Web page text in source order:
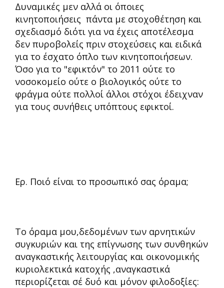
Δυναμικές μεν αλλά οι όποιες
κινητοποιήσεις πάντα με στοχοθέτηση και
σχεδιασμό διότι για να έχεις αποτέλεσμα
δεν πυροβολείς πριν στοχεύσεις και ειδικά
για το έσχατο όπλο των κινητοποιήσεων.
Όσο για το "εφικτόν" το 2011 ούτε το
νοσοκομείο ούτε ο βιολογικός ούτε το
φράγμα ούτε πολλοί άλλοι στόχοι έδειχναν
για τους συνήθεις υπόπτους εφικτοί.
Ερ. Ποιό είναι το προσωπικό σας όραμα;
Το όραμα μου,δεδομένων των αρνητικών
συγκυριών και της επίγνωσης των συνθηκών
αναγκαστικής λειτουργίας και οικονομικής
κυριολεκτικά κατοχής ,αναγκαστικά
περιορίζεται σέ δυό και μόνον φιλοδοξίες: